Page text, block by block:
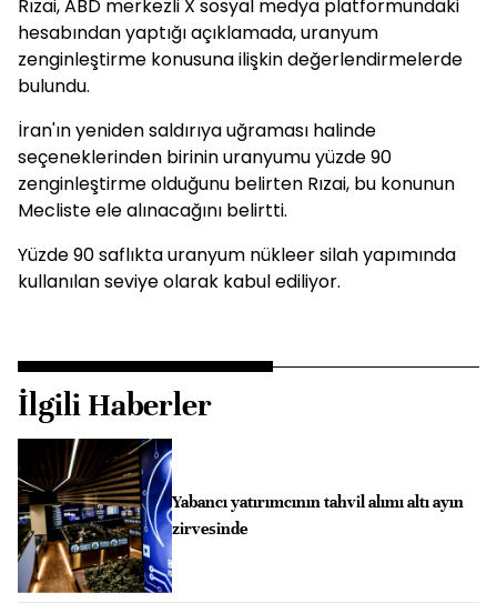
Rızai, ABD merkezli X sosyal medya platformundaki
hesabından yaptığı açıklamada, uranyum
zenginleştirme konusuna ilişkin değerlendirmelerde
bulundu.
İran'ın yeniden saldırıya uğraması halinde
seçeneklerinden birinin uranyumu yüzde 90
zenginleştirme olduğunu belirten Rızai, bu konunun
Mecliste ele alınacağını belirtti.
Yüzde 90 saflıkta uranyum nükleer silah yapımında
kullanılan seviye olarak kabul ediliyor. ​​​​​​​
İlgili Haberler
Yabancı yatırımcının tahvil alımı altı ayın
zirvesinde